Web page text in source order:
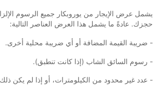
يشمل عرض الإيجار من يوروبكار جميع الرسوم
حجزك. عادةً ما يشمل هذا العرض العناصر التالية:
- ضريبة القيمة المضافة أو أي ضريبة محلية أخرى.
- رسوم السائق الشاب (إذا كانت تنطبق).
- عدد غير محدود من الكيلومترات، أو إذا لم يكن ذلك